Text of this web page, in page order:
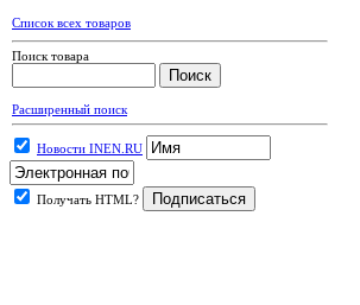
Список всех товаров
Поиск товара
Расширенный поиск
Новости INEN.RU
Получать HTML?